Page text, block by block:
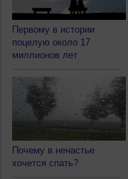
Первому в истории
поцелую около 17
миллионов лет
Почему в ненастье
хочется спать?